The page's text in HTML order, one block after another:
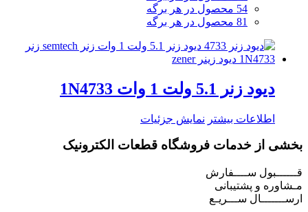
54 محصول در هر برگه
81 محصول در هر برگه
دیود زنر 5.1 ولت 1 وات 1N4733
اطلاعات بیشتر نمایش جزئیات
بخشی از خدمات فروشگاه قطعات الکترونیک
قــــــبول ســــفارش
مـشاوره و پشتیبانی
ارســـــــال ســـریـع